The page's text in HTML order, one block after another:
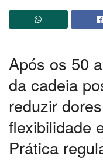
Após os 50
da cadeia
reduzir
flexibilidade
Prática